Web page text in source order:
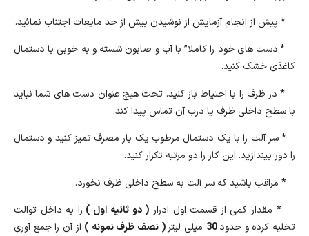
* پیش از انجام آزمایش از نوشیدن بیش از حد مایعات اجتناب نمائید.
*دست های خود را کاملا” با آب و صابون شسته و به خوبی با دستمال
کاغذی خشک کنید.
*در ظرف را با احتیاط باز کنید. تحت هیچ عنوان دست های شما نباید
با سطح داخلی ظرف یا درب آن تماس پیدا کند.
*سر آلت را با یک دستمال مرطوب یک بار مصرف تمیز کنید و دستمال
را دور بیندازید. این کار را دو مرتبه تکرار کنید.
* مراقب باشید که سر آلت به سطح داخلی ظرف نخورد.
* مقدار کمی از قسمت اول ادرار ( دو ثانیه اول ) را به داخل توالت
تخلیه کرده و حدود30 میلی لیتر( نصف ظرف نمونه ) از آن را جمع آوری